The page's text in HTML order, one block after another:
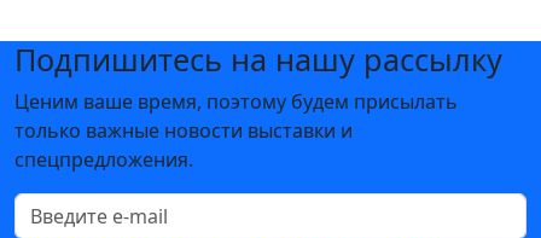
Подпишитесь на нашу рассылку
Ценим ваше время, поэтому будем присылать
только важные новости выставки и
спецпредложения.